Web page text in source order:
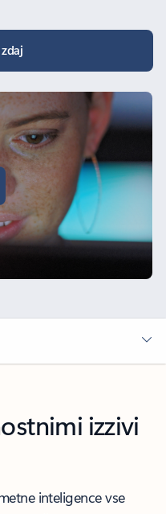
izzivi
inteligence vse